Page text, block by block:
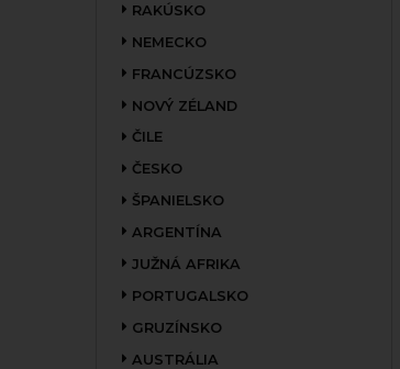
RAKÚSKO
NEMECKO
FRANCÚZSKO
NOVÝ ZÉLAND
ČILE
ČESKO
ŠPANIELSKO
ARGENTÍNA
JUŽNÁ AFRIKA
PORTUGALSKO
GRUZÍNSKO
AUSTRÁLIA